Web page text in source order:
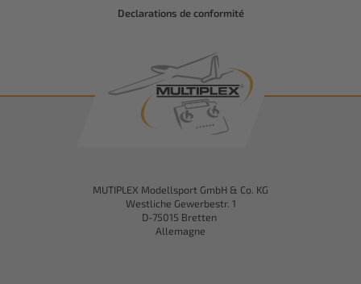
Declarations de conformité
MUTIPLEX Modellsport GmbH & Co. KG
Westliche Gewerbestr. 1
D-75015 Bretten
Allemagne